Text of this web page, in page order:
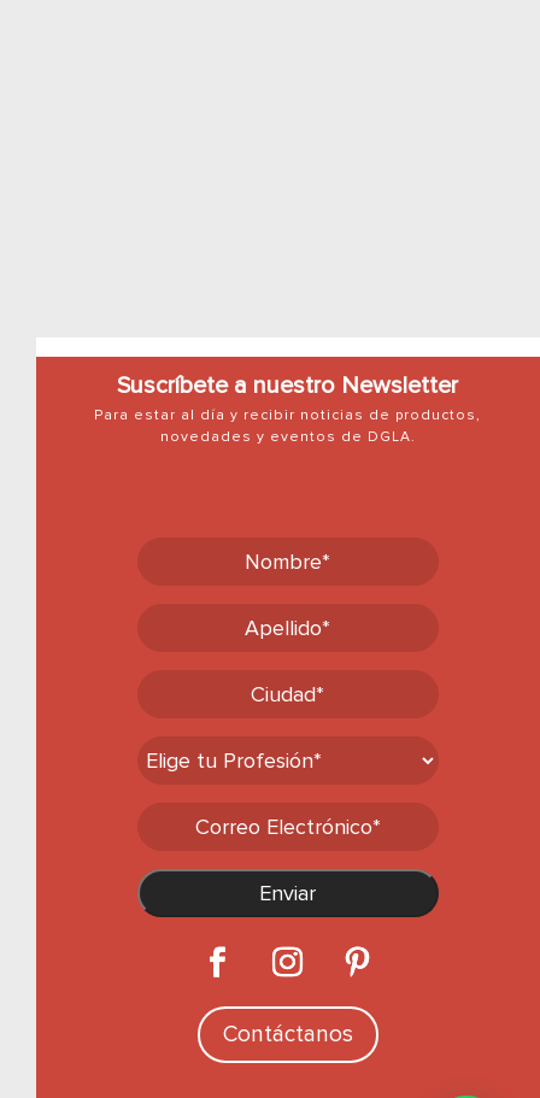
Suscríbete a nuestro Newsletter
Para estar al día y recibir noticias de productos,
novedades y eventos de DGLA.
Contáctanos